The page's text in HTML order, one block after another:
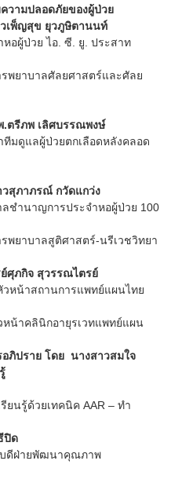
ดภัยของผู้ป่วย
เพ็ญสุข ยุวภูษิตานนท์
ซี. ยู. ประสาท
ศาสตร์และศัลย
.ตรีภพ เลิศบรรณพงษ์
กเลือดหลังคลอด
วสุภาภรณ์ กวัดแกว่ง
ระจำหอผู้ป่วย 100
สตร์-นรีเวชวิทยา
ย์ศุภกิจ สุวรรณไตรย์
รแพทย์แผนไทย
รเวทแพทย์แผน
อภิปราย โดย นางสาวสมใจ
นรู้ด้วยเทคนิค AAR – ทำ
ปิด
ฒนาคุณภาพ